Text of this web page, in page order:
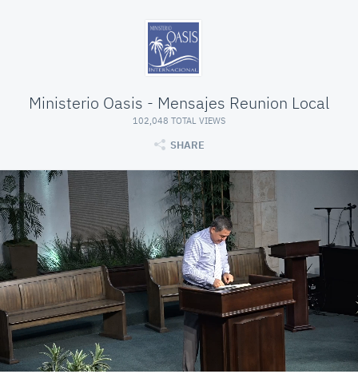
Ministerio Oasis - Mensajes Reunion Local
102,048 TOTAL VIEWS
SHARE